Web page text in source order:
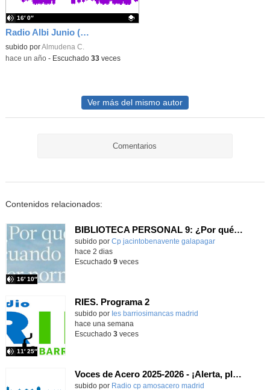
Radio Albi Junio (1º, 2º, 3º, 4º y 5º)
Contenido educativo.
subido porAlmudena C.
16′ 0″
-hace un año- Escuchado 33veces
Ver más del mismo autor
Comentarios
Contenidos relacionados:
BIBLIOTECA PERSONAL 9: ¿Por qué ser feliz cuando puedes ser normal?
Contenido educativo.
subido por Cp jacintobenavente galapagar
16′ 10″
-
hace 2 dias
Escuchado 9veces
RIES. Programa 2
Contenido educativo.
subido por Ies barriosimancas madrid
11′ 25″
hace una semana
Escuchado 3veces
Voces de Acero 2025-2026 - ¡Alerta, planeta!
Contenido educativo.
subido por Radio cp amosacero madrid